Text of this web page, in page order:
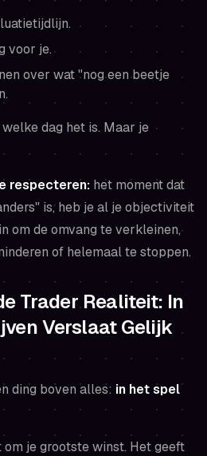
voor je.
over wat "nog een beetje
dag het is. Maar je
respecteren: het moment dat
is, heb je al je objectiviteit
om de omvang te verkleinen,
of helemaal te stoppen.
Trader Realiteit: In
Verslaat Gelijk
ding boven alles: in het spel
je grootste winst. Het geeft